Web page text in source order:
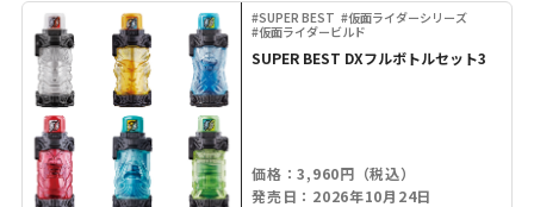
#SUPER BEST #仮面ライダーシリーズ
#仮面ライダービルド
SUPER BEST DXフルボトルセット3
価格：3,960円（税込）
発売日：2026年10月24日